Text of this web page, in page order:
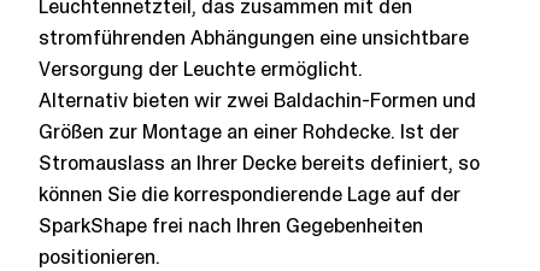
Leuchtennetzteil, das zusammen mit den
stromführenden Abhängungen eine unsichtbare
Versorgung der Leuchte ermöglicht.​
Alternativ bieten wir zwei Baldachin-Formen und
Größen zur Montage an einer Rohdecke. Ist der
Stromauslass an Ihrer Decke bereits definiert, so
können Sie die korrespondierende Lage auf der
SparkShape frei nach Ihren Gegebenheiten
positionieren.